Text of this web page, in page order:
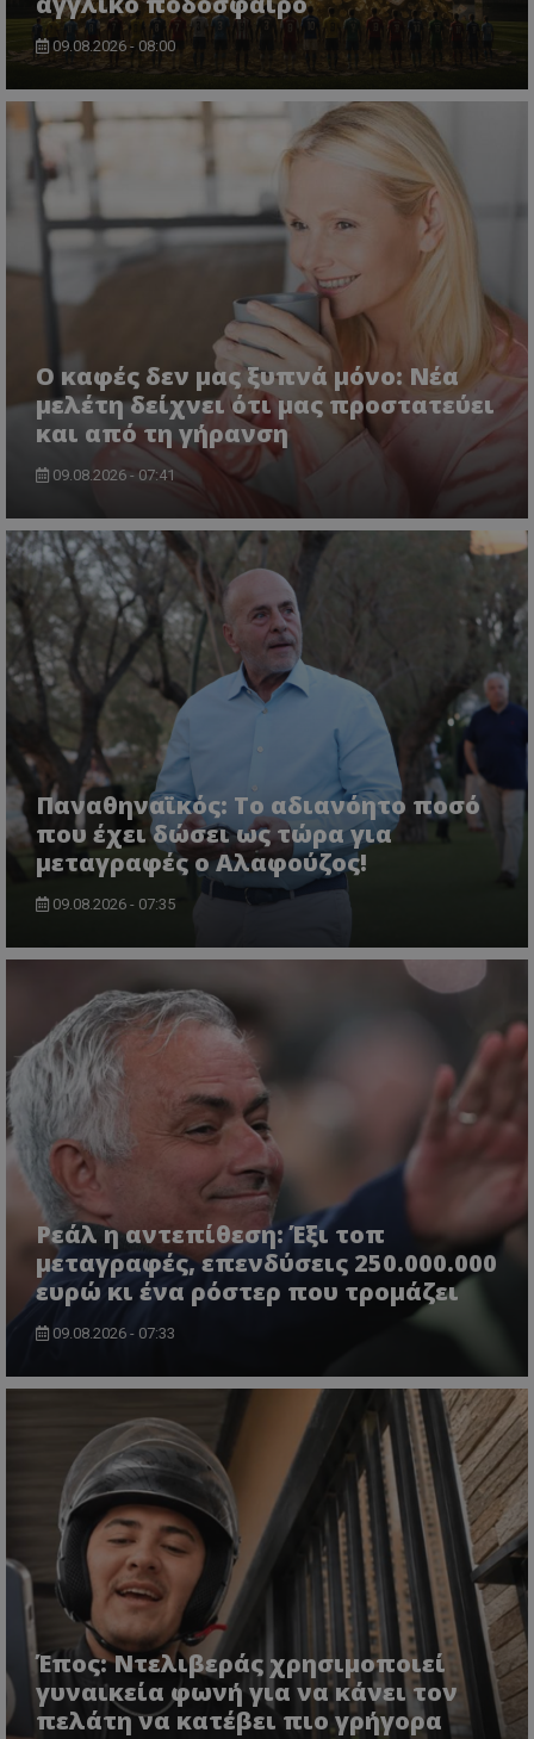
09.08.2026 - 08:00
Ο καφές δεν μας ξυπνά μόνο: Νέα
μελέτη δείχνει ότι μας προστατεύει
και από τη γήρανση
09.08.2026 - 07:41
Παναθηναϊκός: Το αδιανόητο ποσό
που έχει δώσει ως τώρα για
μεταγραφές ο Αλαφούζος!
09.08.2026 - 07:35
Ρεάλ η αντεπίθεση: Έξι τοπ
μεταγραφές, επενδύσεις 250.000.000
ευρώ κι ένα ρόστερ που τρομάζει
09.08.2026 - 07:33
Έπος: Ντελιβεράς χρησιμοποιεί
γυναικεία φωνή για να κάνει τον
πελάτη να κατέβει πιο γρήγορα